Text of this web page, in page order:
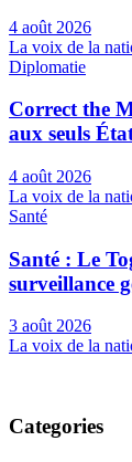
4 août 2026
La voix de la
Diplomatie
Correct the
aux seuls
4 août 2026
La voix de la
Santé
Santé : Le
surveillance
3 août 2026
La voix de la
Categories